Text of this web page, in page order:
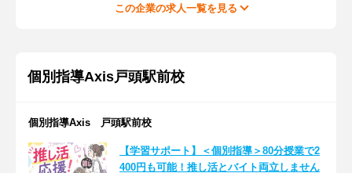
この企業の求人一覧を見る
個別指導Axis戸頭駅前校
個別指導Axis 戸頭駅前校
【学習サポート】＜個別指導＞80分授業で2
400円も可能！推し活とバイト両立しません